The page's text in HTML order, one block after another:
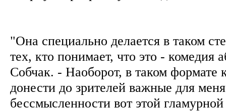
"Она специально делается в таком
тех, кто понимает, что это - комедия
Собчак. - Наоборот, в таком формате
донести до зрителей важные для
бессмысленности вот этой